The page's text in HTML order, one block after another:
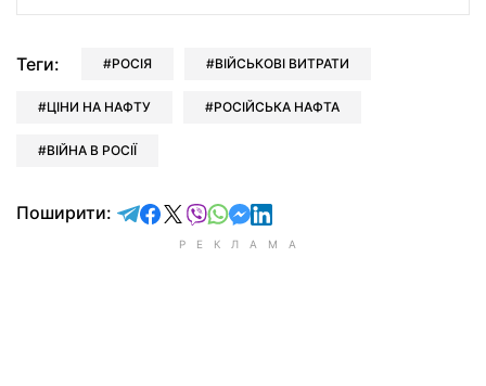
Теги: РОСІЯ ВІЙСЬКОВІ ВИТРАТИ
ЦІНИ НА НАФТУ РОСІЙСЬКА НАФТА
ВІЙНА В РОСІЇ
Поширити: відправити у Telegram
поділитись у Facebook
поділитись у X
відправити у Viber
відправити у Whatsapp
відправити у Messenger
відправити у LinkedIn